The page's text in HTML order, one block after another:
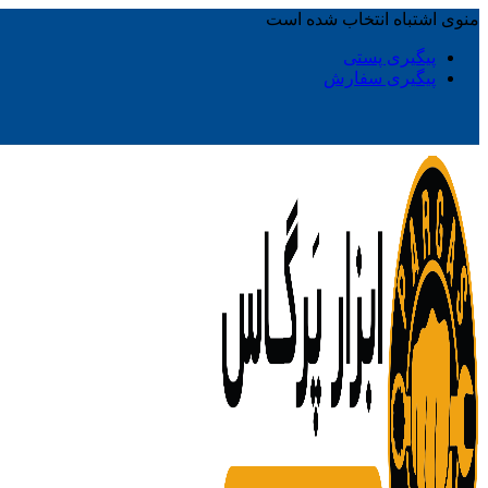
منوی اشتباه انتخاب شده است
پیگیری پستی
پیگیری سفارش